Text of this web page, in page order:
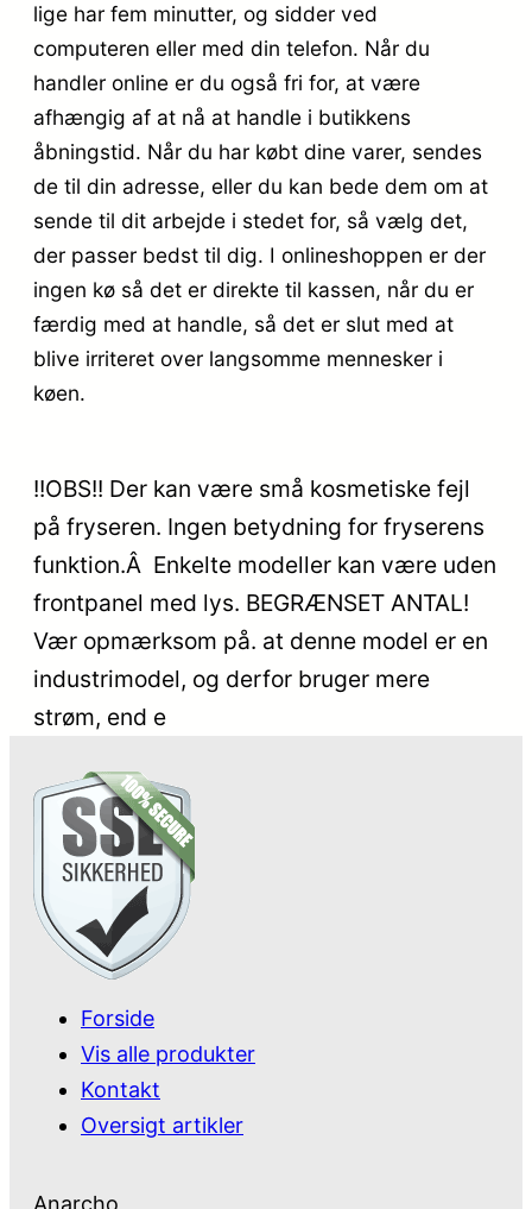
lige har fem minutter, og sidder ved
computeren eller med din telefon. Når du
handler online er du også fri for, at være
afhængig af at nå at handle i butikkens
åbningstid. Når du har købt dine varer, sendes
de til din adresse, eller du kan bede dem om at
sende til dit arbejde i stedet for, så vælg det,
der passer bedst til dig. I onlineshoppen er der
ingen kø så det er direkte til kassen, når du er
færdig med at handle, så det er slut med at
blive irriteret over langsomme mennesker i
køen.
!!OBS!! Der kan være små kosmetiske fejl
på fryseren. Ingen betydning for fryserens
funktion.Â Enkelte modeller kan være uden
frontpanel med lys. BEGRÆNSET ANTAL!
Vær opmærksom på. at denne model er en
industrimodel, og derfor bruger mere
strøm, end e
Forside
Vis alle produkter
Kontakt
Oversigt artikler
Anarcho